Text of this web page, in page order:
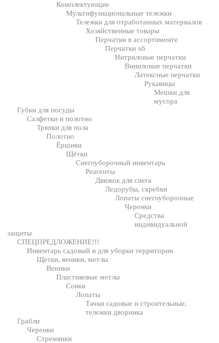
Комплектующие
Мультифункциональные тележки
Тележки для отработанных материалов
Хозяйственные товары
Перчатки в ассортименте
Перчатки хб
Нитриловые перчатки
Виниловые перчатки
Латексные перчатки
Рукавицы
Мешки для
мусора
Губки для посуды
Салфетки и полотно
Тряпки для пола
Полотно
Ёршики
Щётки
Снегоуборочный инвентарь
Реагенты
Движок для снега
Ледорубы, скребки
Лопаты снегоуборочные
Черенки
Средства
индивидуальной
защиты
СПЕЦПРЕДЛОЖЕНИЕ!!!
Инвентарь садовый и для уборки территории
Щетки, веники, метлы
Веники
Пластиковые метлы
Совки
Лопаты
Тачки садовые и строительные,
тележки дворника
Грабли
Черенки
Стремянки